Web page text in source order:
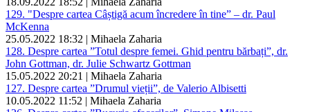
129. "Despre cartea Câștigă acum încredere în tine” – dr. Paul
McKenna
25.05.2022 18:32 | Mihaela Zaharia
128. Despre cartea ”Totul despre femei. Ghid pentru bărbați”, dr.
John Gottman, dr. Julie Schwartz Gottman
15.05.2022 20:21 | Mihaela Zaharia
127. Despre cartea ”Drumul vieții”, de Valerio Albisetti
10.05.2022 11:52 | Mihaela Zaharia